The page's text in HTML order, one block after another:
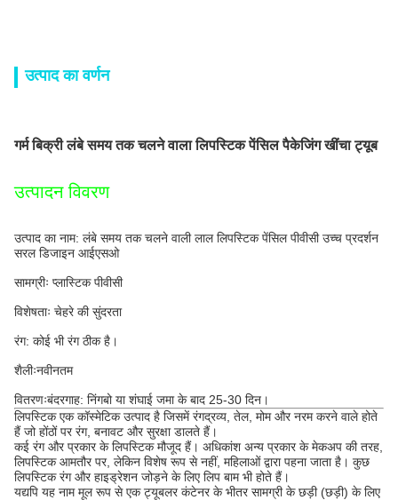
उत्पाद का वर्णन
गर्म बिक्री लंबे समय तक चलने वाला लिपस्टिक पेंसिल पैकेजिंग खींचा ट्यूब
उत्पादन विवरण
उत्पाद का नाम: लंबे समय तक चलने वाली लाल लिपस्टिक पेंसिल पीवीसी उच्च प्रदर्शन
सरल डिजाइन आईएसओ
सामग्रीः प्लास्टिक पीवीसी
विशेषताः चेहरे की सुंदरता
रंग: कोई भी रंग ठीक है।
शैलीःनवीनतम
वितरणःबंदरगाह: निंगबो या शंघाई जमा के बाद 25-30 दिन।
लिपस्टिक एक कॉस्मेटिक उत्पाद है जिसमें रंगद्रव्य, तेल, मोम और नरम करने वाले होते
हैं जो होंठों पर रंग, बनावट और सुरक्षा डालते हैं।
कई रंग और प्रकार के लिपस्टिक मौजूद हैं। अधिकांश अन्य प्रकार के मेकअप की तरह,
लिपस्टिक आमतौर पर, लेकिन विशेष रूप से नहीं, महिलाओं द्वारा पहना जाता है। कुछ
लिपस्टिक रंग और हाइड्रेशन जोड़ने के लिए लिप बाम भी होते हैं।
यद्यपि यह नाम मूल रूप से एक ट्यूबलर कंटेनर के भीतर सामग्री के छड़ी (छड़ी) के लिए